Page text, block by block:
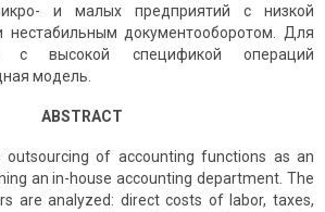
и малых предприятий с низкой
нестабильным документооборотом. Для
с высокой спецификой операций
модель.
ABSTRACT
outsourcing of accounting functions as an
an in-house accounting department. The
are analyzed: direct costs of labor, taxes,